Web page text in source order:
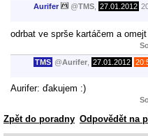
Aurifer @TMS 27.01.2012
odrbat ve sprše kartáčem a
TMS @Aurifer 27.01.2012
Aurifer: ďakujem :)
Zpět do poradny Odpovědět na